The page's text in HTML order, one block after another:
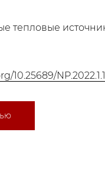
тепловые
10.25689/